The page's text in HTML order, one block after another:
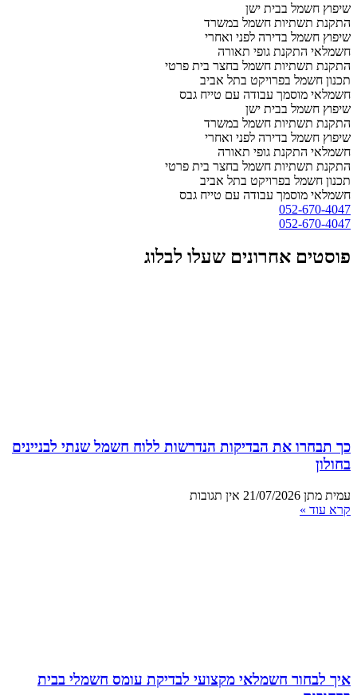
שיפוץ חשמל בבית ישן
התקנת תשתיות חשמל במשרד
שיפוץ חשמל בדירה לפני ואחרי
חשמלאי התקנת גופי תאורה
התקנת תשתיות חשמל בחצר בית פרטי
תכנון חשמל בפרויקט בתל אביב
חשמלאי מוסמך עבודה עם טייח גבס
שיפוץ חשמל בבית ישן
התקנת תשתיות חשמל במשרד
שיפוץ חשמל בדירה לפני ואחרי
חשמלאי התקנת גופי תאורה
התקנת תשתיות חשמל בחצר בית פרטי
תכנון חשמל בפרויקט בתל אביב
חשמלאי מוסמך עבודה עם טייח גבס
052-670-4047
052-670-4047
פוסטים אחרונים שעלו לבלוג
כך תבחרו את הבדיקות הנדרשות ללוח חשמל שנתי לבניינים
בחולון
עמית מתן 21/07/2026 אין תגובות
קרא עוד »
איך לבחור חשמלאי מקצועי לבדיקת עומס חשמלי בבית